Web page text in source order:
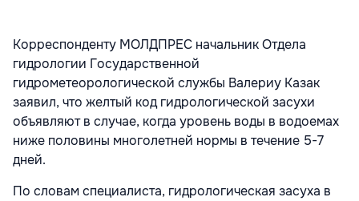
Корреспонденту МОЛДПРЕС начальник Отдела
гидрологии Государственной
гидрометеорологической службы Валериу Казак
заявил, что желтый код гидрологической засухи
объявляют в случае, когда уровень воды в водоемах
ниже половины многолетней нормы в течение 5-7
дней.
По словам специалиста, гидрологическая засуха в